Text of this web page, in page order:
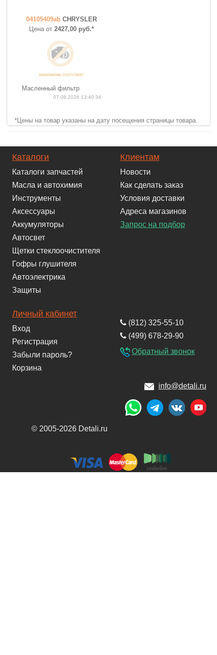
04105409ab CHRYSLER
Цена от 2427,00 руб.*
Масленный фильтр
07.08.2026 13:40:34
*Цены на товар указаны на дату посещения страницы товара.
Каталоги
Каталоги запчастей
Масла и автохимия
Инструменты
Аксессуары
Аккумуляторы
Автосвет
Щетки стеклоочистителя
Гофры глушителя
Автоэлектрика
Защиты
Клиентам
Новости
Как сделать заказ
Условия доставки
Адреса магазинов
Запрос на подбор
Личный кабинет
Вход
Регистрация
Забыли пароль?
Корзина
(812) 325-55-10
(499) 678-29-90
Обратный звонок
info@detali.ru
© 2005-2026 Detali.ru